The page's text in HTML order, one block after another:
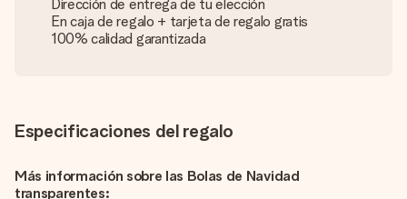
Dirección de entrega de tu elección
En caja de regalo + tarjeta de regalo gratis
100% calidad garantizada
Especificaciones del regalo
Más información sobre las Bolas de Navidad
transparentes: